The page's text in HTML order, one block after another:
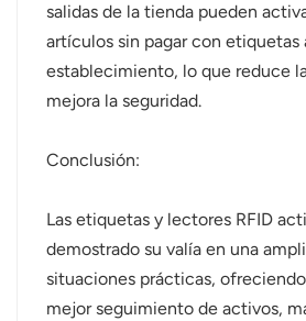
salidas de la tienda pueden
artículos sin pagar con etiquetas
establecimiento, lo que reduce
mejora la seguridad.
Conclusión:
Las etiquetas y lectores RFID
demostrado su valía en una
situaciones prácticas,
mejor seguimiento de activos,